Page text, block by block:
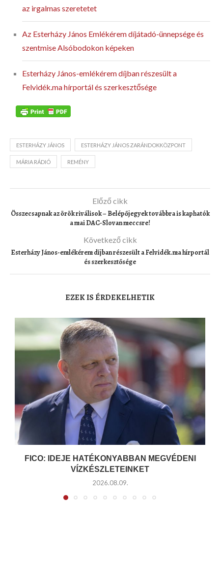
az irgalmas szeretetet
Az Esterházy János Emlékérem díjátadó-ünnepsége és
szentmise Alsóbodokon képeken
Esterházy János-emlékérem díjban részesült a
Felvidék.ma hírportál és szerkesztősége
ESTERHÁZY JÁNOS ESTERHÁZY JÁNOS ZARÁNDOKKÖZPONT
MÁRIA RÁDIÓ REMÉNY
Előző cikk
Összecsapnak az örök riválisok – Belépőjegyek továbbra is kaphatók
a mai DAC-Slovan meccsre!
Következő cikk
Esterházy János-emlékérem díjban részesült a Felvidék.ma hírportál
és szerkesztősége
EZEK IS ÉRDEKELHETIK
FICO: IDEJE HATÉKONYABBAN MEGVÉDENI
VÍZKÉSZLETEINKET
2026.08.09.